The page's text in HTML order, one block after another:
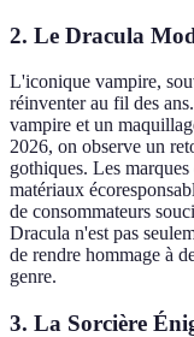
2. Le Dracula
L'iconique vampire,
réinventer au fil des
vampire et un
2026, on observe un
gothiques. Les
matériaux
de consommateurs
Dracula n'est pas
de rendre hommage à
genre.
3. La Sorcière